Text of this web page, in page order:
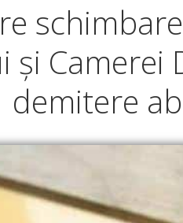
și
demitere